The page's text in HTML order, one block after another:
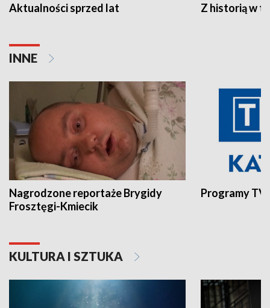
Aktualności sprzed lat Z historią w
INNE
Nagrodzone reportaże Brygidy
Frosztęgi-Kmiecik
Programy
KULTURA I SZTUKA